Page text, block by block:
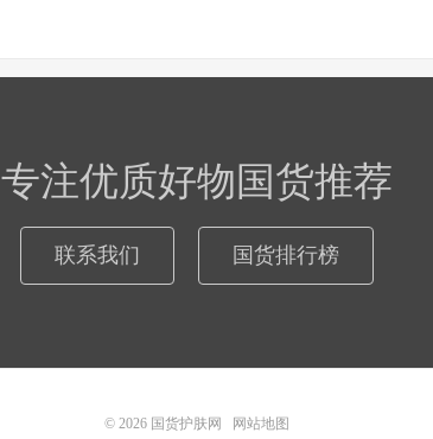
专注优质好物国货推荐
联系我们 国货排行榜
© 2026 国货护肤网 网站地图